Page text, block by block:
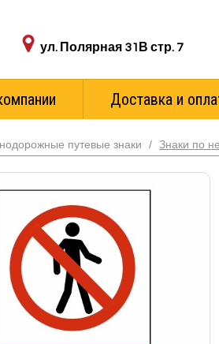
ул. Полярная 31В стр. 7
Доставка и
путевые знаки / Знаки по